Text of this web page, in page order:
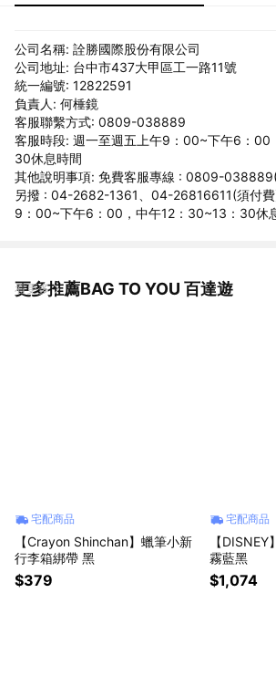
公司名稱: 詮勝國際股份有限公司
公司地址: 台中市437大甲區工一路11號
統一編號: 12822591
負責人: 何棰鏡
客服聯繫方式: 0809-038889
客服時段: 週一至週五上午9：00~下午6：00
30休息時間
其他說明事項: 免費客服專線 : 0809-
另撥 : 04-2682-1361、04-26816611(須付
9：00~下午6：00，中午12：30~13：30休
更多推薦BAG TO YOU 百達遊
看更多
宅配商品
【Crayon Shinchan】蠟筆小新
行李箱綁帶 黑
$379
宅配商品
【
霧藍黑
$1,074